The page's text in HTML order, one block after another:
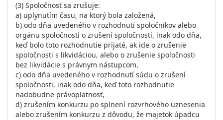
(3) Spoločnosť sa zrušuje:
a) uplynutím času, na ktorý bola založená,
b) odo dňa uvedeného v rozhodnutí spoločníkov alebo
orgánu spoločnosti o zrušení spoločnosti, inak odo dňa,
keď bolo toto rozhodnutie prijaté, ak ide o zrušenie
spoločnosti s likvidáciou, alebo o zrušenie spoločnosti
bez likvidácie s právnym nástupcom,
c) odo dňa uvedeného v rozhodnutí súdu o zrušení
spoločnosti, inak odo dňa, keď toto rozhodnutie
nadobudne právoplatnosť,
d) zrušením konkurzu po splnení rozvrhového uznesenia
alebo zrušením konkurzu z dôvodu, že majetok úpadcu